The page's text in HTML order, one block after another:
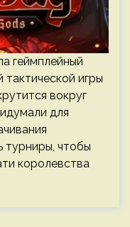
геймплейный
игры
вокруг
для
турниры, чтобы
королевства